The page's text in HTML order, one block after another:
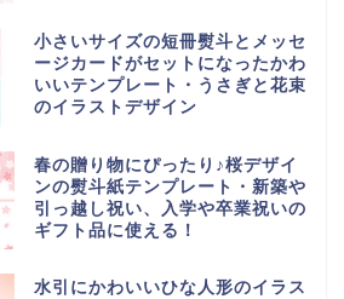
小さいサイズの短冊熨斗とメッセ
ージカードがセットになったかわ
いいテンプレート・うさぎと花束
のイラストデザイン
春の贈り物にぴったり♪桜デザイ
ンの熨斗紙テンプレート・新築や
引っ越し祝い、入学や卒業祝いの
ギフト品に使える！
水引にかわいいひな人形のイラス